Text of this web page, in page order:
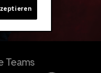
Teams
15